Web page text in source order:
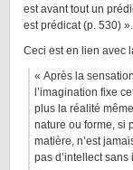
est avant tout un
est prédicat (p. 530) ».
Ceci est en lien avec
« Après la
l’imagination fixe
plus la réalité
nature ou forme, si
matière, n’est
pas d’intellect